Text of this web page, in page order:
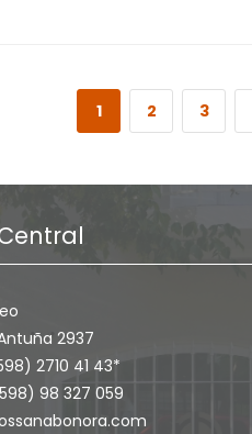
1 2 3
2937
2710 41 43*
98 327 059